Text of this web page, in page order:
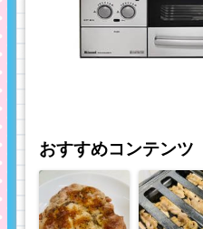
おすすめコンテンツ